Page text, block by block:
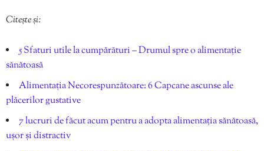
Citește și:
5 Sfaturi utile la cumpărături – Drumul spre o alimentație
sănătoasă
Alimentația Necorespunzătoare: 6 Capcane ascunse ale
plăcerilor gustative
7 lucruri de făcut acum pentru a adopta alimentația sănătoasă,
ușor și distractiv